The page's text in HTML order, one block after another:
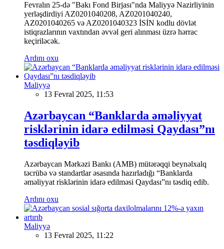
Fevralın 25-də "Bakı Fond Birjası"nda Maliyyə Nazirliyinin
yerləşdirdiyi AZ0201040208, AZ0201040240,
AZ0201040265 və AZ0201040323 İSİN kodlu dövlət
istiqrazlarının vaxtından əvvəl geri alınması üzrə hərrac
keçiriləcək.
Ardını oxu
Maliyyə
13 Fevral 2025, 11:53
Azərbaycan “Banklarda əməliyyat
risklərinin idarə edilməsi Qaydası”nı
təsdiqləyib
Azərbaycan Mərkəzi Bankı (AMB) mütərəqqi beynəlxalq
təcrübə və standartlar əsasında hazırladığı “Banklarda
əməliyyat risklərinin idarə edilməsi Qaydası”nı təsdiq edib.
Ardını oxu
Maliyyə
13 Fevral 2025, 11:22